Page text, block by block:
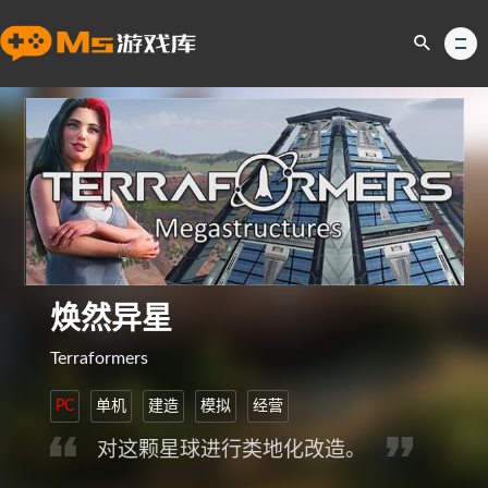
焕然异星
Terraformers
PC 单机 建造 模拟 经营
对这颗星球进行类地化改造。